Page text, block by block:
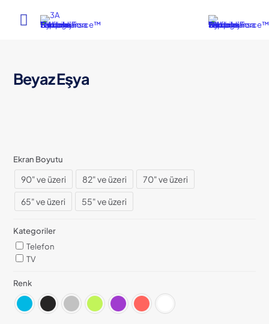
Beyaz Eşya
Ekran Boyutu
90" ve üzeri 82" ve üzeri 70" ve üzeri
65" ve üzeri 55" ve üzeri
Kategoriler
Telefon
TV
Renk